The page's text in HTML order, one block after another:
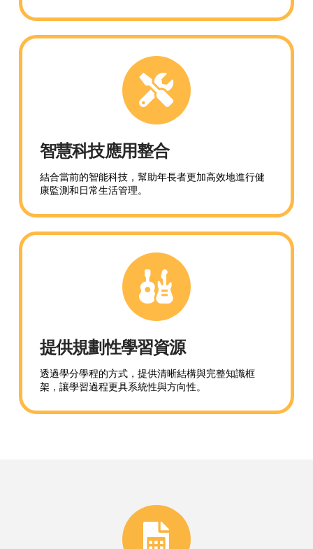
智慧科技應用整合
結合當前的智能科技，幫助年長者更加高效地進行健
康監測和日常生活管理。
提供規劃性學習資源
透過學分學程的方式，提供清晰結構與完整知識框
架，讓學習過程更具系統性與方向性。